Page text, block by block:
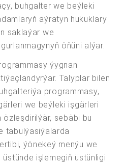
buhgalter we beýleki
aýratyn hukuklary
saklaýar we
öňüni alýar.
ýygnan
Talyplar bilen
programmasy,
we beýleki işgärleri
sebäbi bu
tabulýasiýalarda
ýönekeý menýu we
işlemegiň üstünligi